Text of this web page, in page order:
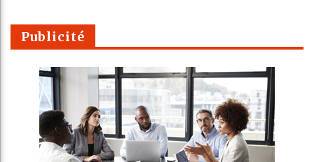
Publicité